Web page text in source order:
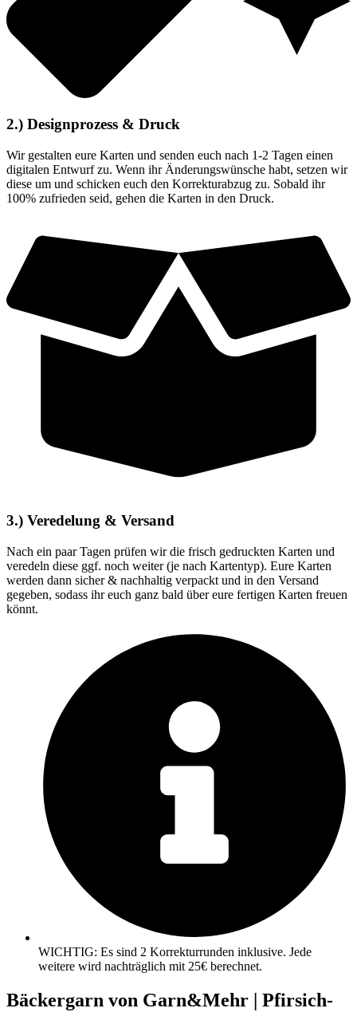
2.) Designprozess & Druck
Wir gestalten eure Karten und senden euch nach 1-2 Tagen einen
digitalen Entwurf zu. Wenn ihr Änderungswünsche habt, setzen wir
diese um und schicken euch den Korrekturabzug zu. Sobald ihr
100% zufrieden seid, gehen die Karten in den Druck.
3.) Veredelung & Versand
Nach ein paar Tagen prüfen wir die frisch gedruckten Karten und
veredeln diese ggf. noch weiter (je nach Kartentyp). Eure Karten
werden dann sicher & nachhaltig verpackt und in den Versand
gegeben, sodass ihr euch ganz bald über eure fertigen Karten freuen
könnt.
WICHTIG: Es sind 2 Korrekturrunden inklusive. Jede
weitere wird nachträglich mit 25€ berechnet.
Bäckergarn von Garn&Mehr | Pfirsich-